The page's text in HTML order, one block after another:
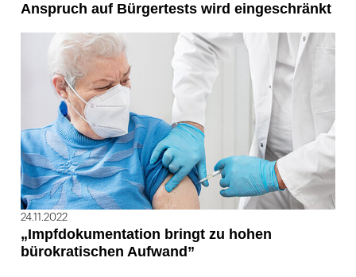
Anspruch auf Bürgertests wird eingeschränkt
24.11.2022
„Impfdokumentation bringt zu hohen
bürokratischen Aufwand”